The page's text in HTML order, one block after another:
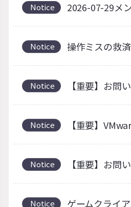
Notice 2026-07-29メ
Notice 操作ミスの救
Notice 【重要】お問
Notice 【重要】
Notice 【重要】お問
Notice ゲームクライ